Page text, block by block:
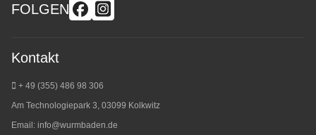
FOLGEN
Kontakt
+ 49 (355) 486 98 306
Am Technologiepark 3, 03099 Kolkwitz
Email: info@wurmbaden.de